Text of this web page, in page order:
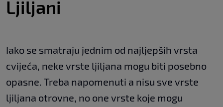
Ljiljani
Iako se smatraju jednim od najljepših vrsta
cvijeća, neke vrste ljiljana mogu biti posebno
opasne. Treba napomenuti a nisu sve vrste
ljiljana otrovne, no one vrste koje mogu